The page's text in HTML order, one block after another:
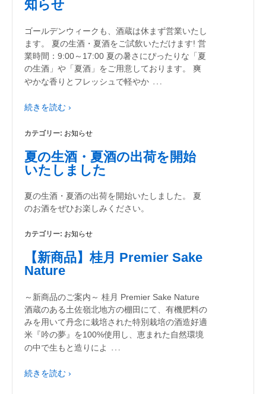
知らせ
ゴールデンウィークも、酒蔵は休まず営業いたし
ます。 夏の生酒・夏酒をご試飲いただけます! 営
業時間：9:00～17:00 夏の暑さにぴったりな「夏
の生酒」や「夏酒」をご用意しております。 爽
やかな香りとフレッシュで軽やか …
続きを読む ›
カテゴリー: お知らせ
夏の生酒・夏酒の出荷を開始
いたしました
夏の生酒・夏酒の出荷を開始いたしました。 夏
のお酒をぜひお楽しみください。
カテゴリー: お知らせ
【新商品】桂月 Premier Sake
Nature
～新商品のご案内～ 桂月 Premier Sake Nature
酒蔵のある土佐嶺北地方の棚田にて、有機肥料の
みを用いて丹念に栽培された特別栽培の酒造好適
米『吟の夢』を100%使用し、恵まれた自然環境
の中で生もと造りによ
…
続きを読む ›